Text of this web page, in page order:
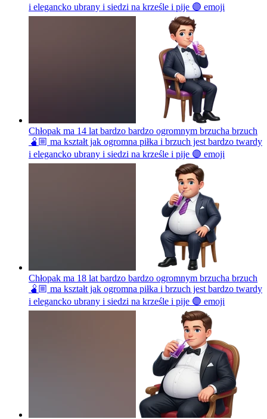
i elegancko ubrany i siedzi na krześle i pije 🟣 emoji
Chłopak ma 14 lat bardzo bardzo ogromnym brzucha brzuch
🫄🏼 ma kształt jak ogromna piłka i brzuch jest bardzo twardy
i elegancko ubrany i siedzi na krześle i pije 🟣 emoji
Chłopak ma 18 lat bardzo bardzo ogromnym brzucha brzuch
🫄🏼 ma kształt jak ogromna piłka i brzuch jest bardzo twardy
i elegancko ubrany i siedzi na krześle i pije 🟣 emoji